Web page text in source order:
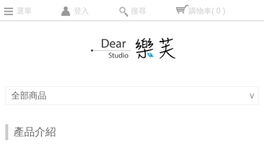
選單 登入 搜尋 購物車( 0 )
全部商品 ∨
產品介紹